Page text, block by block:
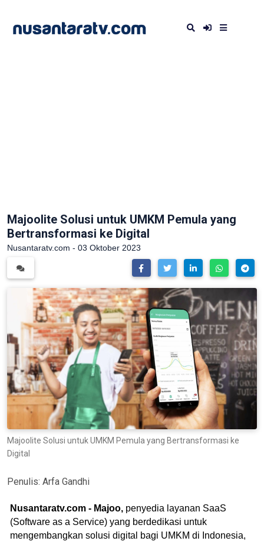
Majoolite Solusi untuk UMKM Pemula yang
Bertransformasi ke Digital
Nusantaratv.com - 03 Oktober 2023
Majoolite Solusi untuk UMKM Pemula yang Bertransformasi ke
Digital
Penulis: Arfa Gandhi
Nusantaratv.com - Majoo, penyedia layanan SaaS
(Software as a Service) yang berdedikasi untuk
mengembangkan solusi digital bagi UMKM di Indonesia,